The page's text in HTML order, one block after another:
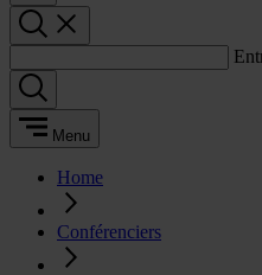
Menu
Home
Conférenciers